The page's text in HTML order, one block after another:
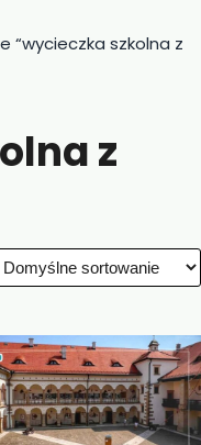
“wycieczka szkolna z
z